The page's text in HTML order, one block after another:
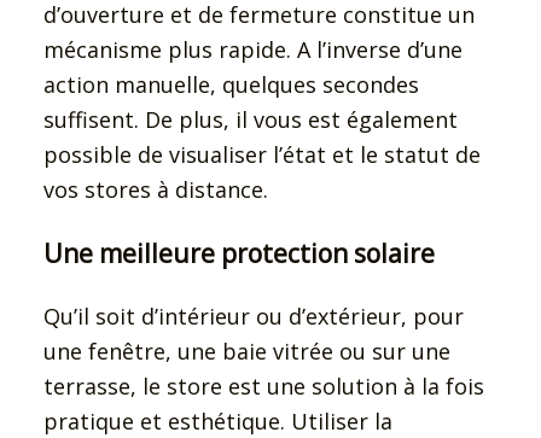
d’ouverture et de fermeture constitue un
mécanisme plus rapide. A l’inverse d’une
action manuelle, quelques secondes
suffisent. De plus, il vous est également
possible de visualiser l’état et le statut de
vos stores à distance.
Une meilleure protection solaire
Qu’il soit d’intérieur ou d’extérieur, pour
une fenêtre, une baie vitrée ou sur une
terrasse, le store est une solution à la fois
pratique et esthétique. Utiliser la